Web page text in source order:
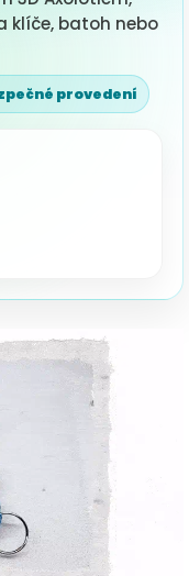
klíče, batoh nebo
provedení